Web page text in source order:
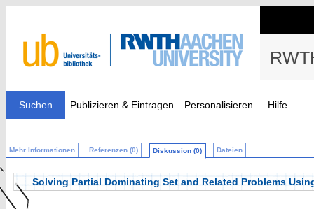
Suchen Publizieren & Eintragen Personalisieren Hilfe
Mehr Informationen Referenzen (0) Diskussion (0) Dateien
Solving Partial Dominating Set and Related Problems